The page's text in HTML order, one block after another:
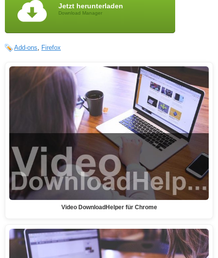
Jetzt herunterladen
Download Manager
Add-ons, Firefox
Video DownloadHelper für Chrome